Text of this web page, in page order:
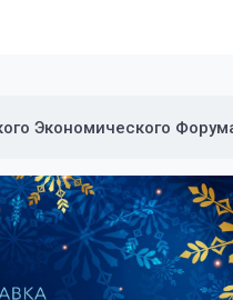
Экономического